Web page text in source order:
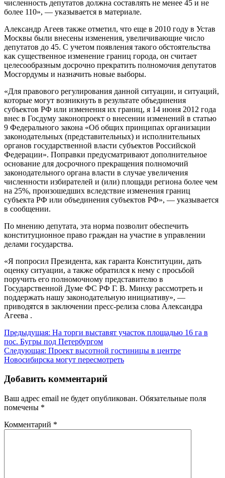
численность депутатов должна составлять не менее 45 и не
более 110», — указывается в материале.
Александр Агеев также отметил, что еще в 2010 году в Устав
Москвы были внесены изменения, увеличивающие число
депутатов до 45. С учетом появления такого обстоятельства
как существенное изменение границ города, он считает
целесообразным досрочно прекратить полномочия депутатов
Мосгордумы и назначить новые выборы.
«Для правового регулирования данной ситуации, и ситуаций,
которые могут возникнуть в результате объединения
субъектов РФ или изменения их границ, я 14 июня 2012 года
внес в Госдуму законопроект о внесении изменений в статью
9 Федерального закона «Об общих принципах организации
законодательных (представительных) и исполнительных
органов государственной власти субъектов Российской
Федерации». Поправки предусматривают дополнительное
основание для досрочного прекращения полномочий
законодательного органа власти в случае увеличения
численности избирателей и (или) площади региона более чем
на 25%, произошедших вследствие изменения границ
субъекта РФ или объединения субъектов РФ», — указывается
в сообщении.
По мнению депутата, эта норма позволит обеспечить
конституционное право граждан на участие в управлении
делами государства.
«Я попросил Президента, как гаранта Конституции, дать
оценку ситуации, а также обратился к нему с просьбой
поручить его полномочному представителю в
Государственной Думе ФС РФ Г. В. Минху рассмотреть и
поддержать нашу законодательную инициативу», —
приводятся в заключении пресс-релиза слова Александра
Агеева .
Навигация
по
записям
Предыдущая: На торги выставят участок площадью 16 га в
пос. Бугры под Петербургом
Следующая: Проект высотной гостиницы в центре
Новосибирска могут пересмотреть
Добавить комментарий
Ваш адрес email не будет опубликован. Обязательные поля
помечены *
Комментарий *